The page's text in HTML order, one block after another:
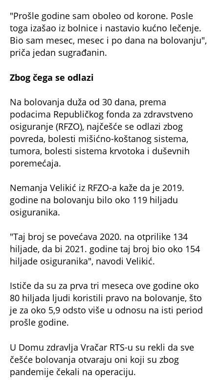
"Prošle godine sam oboleo od korone. Posle
toga izašao iz bolnice i nastavio kućno lečenje.
Bio sam mesec, mesec i po dana na bolovanju",
priča jedan sugrađanin.
Zbog čega se odlazi
Na bolovanja duža od 30 dana, prema
podacima Republičkog fonda za zdravstveno
osiguranje (RFZO), najčešće se odlazi zbog
povreda, bolesti mišićno-koštanog sistema,
tumora, bolesti sistema krvotoka i duševnih
poremećaja.
Nemanja Velikić iz RFZO-a kaže da je 2019.
godine na bolovanju bilo oko 119 hiljadu
osiguranika.
"Taj broj se povećava 2020. na otprilike 134
hiljade, da bi 2021. godine taj broj bio oko 154
hiljade osiguranika", navodi Velikić.
Ističe da su za prva tri meseca ove godine oko
80 hiljada ljudi koristili pravo na bolovanje, što
je za oko 5,9 odsto više u odnosu na isti period
prošle godine.
U Domu zdravlja Vračar RTS-u su rekli da sve
češće bolovanja otvaraju oni koji su zbog
pandemije čekali na operaciju.